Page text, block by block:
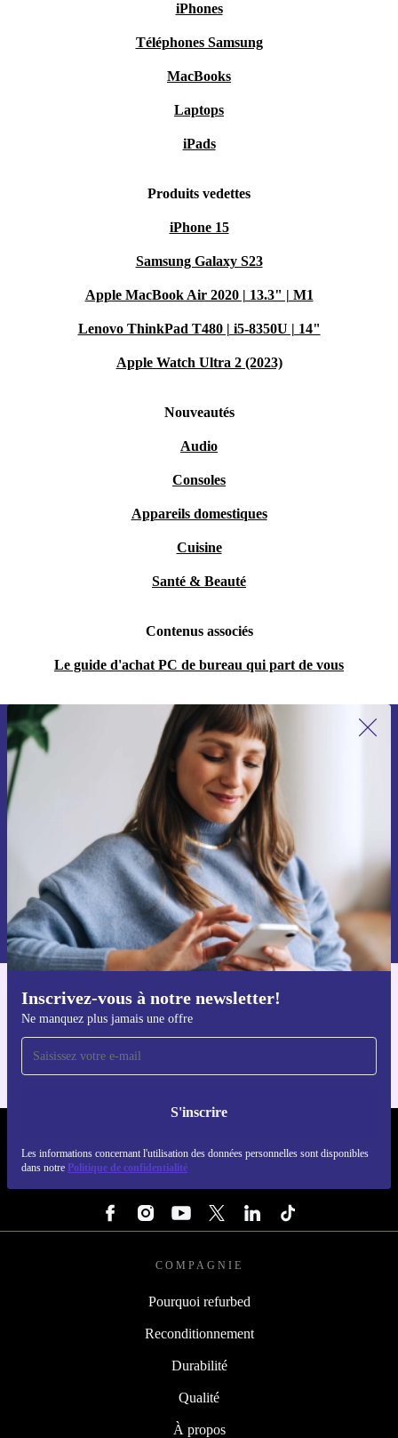
iPhones
Téléphones Samsung
MacBooks
Laptops
iPads
Produits vedettes
iPhone 15
Samsung Galaxy S23
Apple MacBook Air 2020 | 13.3" | M1
Lenovo ThinkPad T480 | i5-8350U | 14"
Apple Watch Ultra 2 (2023)
Nouveautés
Audio
Consoles
Appareils domestiques
Cuisine
Santé & Beauté
Contenus associés
Le guide d'achat PC de bureau qui part de vous
Inscrivez-vous à notre newsletter!
Ne manquez plus jamais une offre
S'inscrire
Les informations concernant l'utilisation des données personnelles sont disponibles
dans notre Politique de confidentialité
Recevoir offres et infos de refurbed
par mail
Ne manquez plus aucune offre.
S'inscrire
Retrouvez les informations sur l'utilisation des données personnelles
dans notre
politique de confidentialité.
Téléchargez l'application refurbed
Pour iOS et Android
COMPAGNIE
Pourquoi refurbed
Reconditionnement
Durabilité
Qualité
À propos